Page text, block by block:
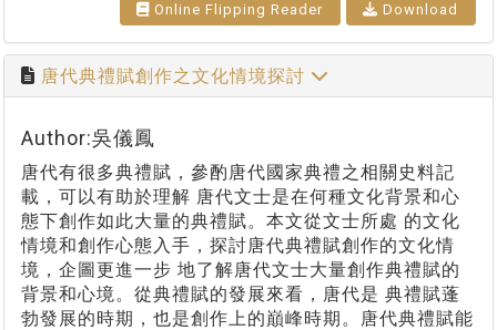
Online Flipping Reader Download
唐代典禮賦創作之文化情境探討
Author:吳儀鳳
唐代有很多典禮賦，參酌唐代國家典禮之相關史料記
載，可以有助於理解 唐代文士是在何種文化背景和心
態下創作如此大量的典禮賦。本文從文士所處 的文化
情境和創作心態入手，探討唐代典禮賦創作的文化情
境，企圖更進一步 地了解唐代文士大量創作典禮賦的
背景和心境。從典禮賦的發展來看，唐代是 典禮賦蓬
勃發展的時期，也是創作上的巔峰時期。唐代典禮賦能